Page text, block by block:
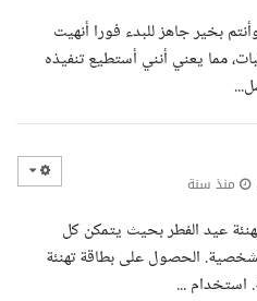
بخير جاهز للبدء فورا أنهيت
مما يعني أنني أستطيع تنفيذه
منذ سنة
عيد الفطر بحيث يتمكن كل
الحصول على بطاقة تهنئة
استخدام ...